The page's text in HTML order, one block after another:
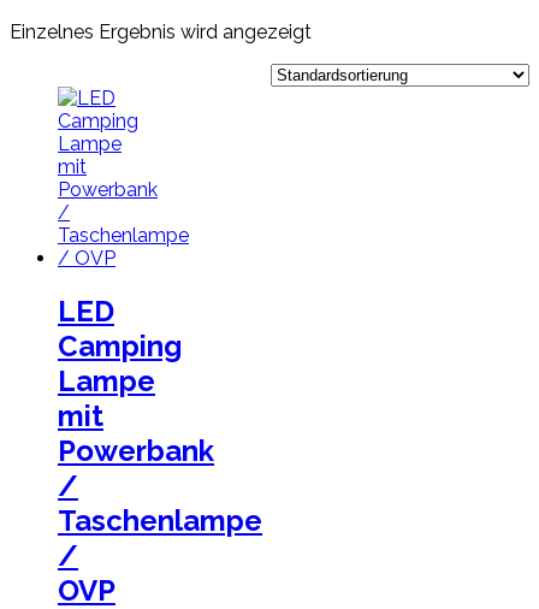
Einzelnes Ergebnis wird angezeigt
LED
Camping
Lampe
mit
Powerbank
/
Taschenlampe
/
OVP